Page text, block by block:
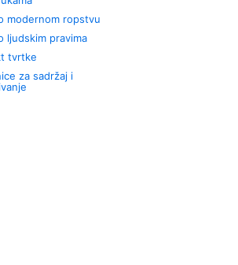
modernom ropstvu
ljudskim pravima
tvrtke
za sadržaj i